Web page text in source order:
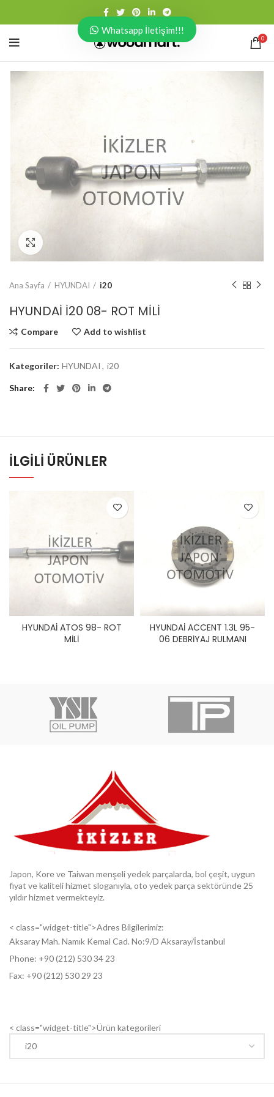
0
Ana Sayfa HYUNDAI i20
HYUNDAİ İ20 08- ROT MİLİ
Compare Add to wishlist
Kategoriler: HYUNDAI , i20
Share
İLGILI ÜRÜNLER
HYUNDAİ ATOS 98- ROT
MİLİ
HYUNDAİ ACCENT 1.3L 95-
06 DEBRİYAJ RULMANI
Japon, Kore ve Taiwan menşeli yedek parçalarda, bol çeşit, uygun
fiyat ve kaliteli hizmet sloganıyla, oto yedek parça sektöründe 25
yıldır hizmet vermekteyiz.
< class="widget-title">Adres Bilgilerimiz:
Aksaray Mah. Namık Kemal Cad. No:9/D Aksaray/İstanbul
Phone: +90 (212) 530 34 23
Fax: +90 (212) 530 29 23
< class="widget-title">Ürün kategorileri
Whatsapp İletişim!!!